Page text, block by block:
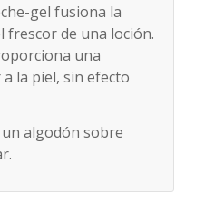
gel fusiona la
frescor de una loción.
una
la piel, sin efecto
algodón sobre